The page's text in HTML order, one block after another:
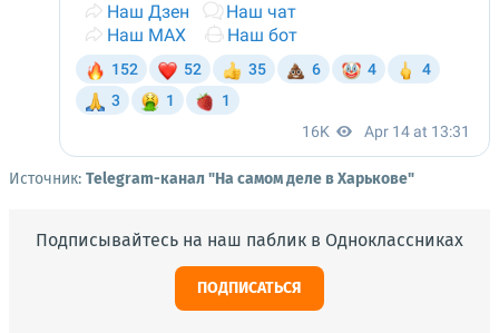
Источник: Telegram-канал "На самом деле в Харькове"
Подписывайтесь на наш паблик в Одноклассниках
ПОДПИСАТЬСЯ